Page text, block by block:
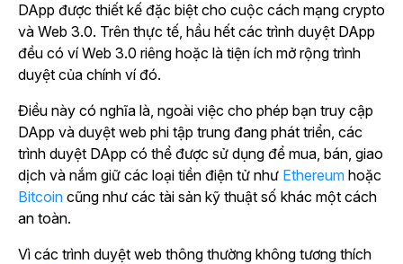
DApp được thiết kế đặc biệt cho cuộc cách mạng crypto
và Web 3.0. Trên thực tế, hầu hết các trình duyệt DApp
đều có ví Web 3.0 riêng hoặc là tiện ích mở rộng trình
duyệt của chính ví đó.
Điều này có nghĩa là, ngoài việc cho phép bạn truy cập
DApp và duyệt web phi tập trung đang phát triển, các
trình duyệt DApp có thể được sử dụng để mua, bán, giao
dịch và nắm giữ các loại tiền điện tử như Ethereum hoặc
Bitcoin cũng như các tài sản kỹ thuật số khác một cách
an toàn.
Vì các trình duyệt web thông thường không tương thích